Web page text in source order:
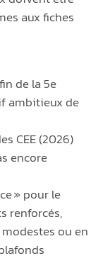
aux fiches
de la 5e
ambitieux de
CEE (2026)
encore
» pour le
renforcés,
ou en